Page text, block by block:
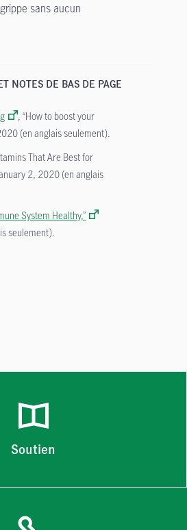
sans aucun
NOTES DE BAS DE PAGE
, “How to boost your
(en anglais seulement).
That Are Best for
2, 2020 (en anglais
System Healthy,”
seulement).
Soutien